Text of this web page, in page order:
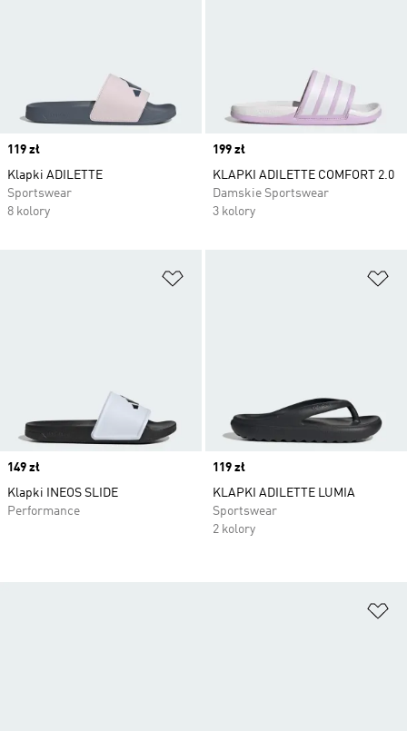
Price
119 zł
Klapki ADILETTE
Sportswear
8 kolory
Price
199 zł
KLAPKI ADILETTE COMFORT 2.0
Damskie Sportswear
3 kolory
Price
149 zł
Klapki INEOS SLIDE
Performance
Price
119 zł
KLAPKI ADILETTE LUMIA
Sportswear
2 kolory